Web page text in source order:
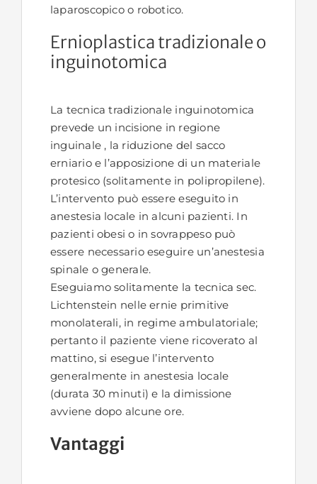
laparoscopico o robotico.
Ernioplastica tradizionale o
inguinotomica
La tecnica tradizionale inguinotomica
prevede un incisione in regione
inguinale , la riduzione del sacco
erniario e l’apposizione di un materiale
protesico (solitamente in polipropilene).
L’intervento può essere eseguito in
anestesia locale in alcuni pazienti. In
pazienti obesi o in sovrappeso può
essere necessario eseguire un’anestesia
spinale o generale.
Eseguiamo solitamente la tecnica sec.
Lichtenstein nelle ernie primitive
monolaterali, in regime ambulatoriale;
pertanto il paziente viene ricoverato al
mattino, si esegue l’intervento
generalmente in anestesia locale
(durata 30 minuti) e la dimissione
avviene dopo alcune ore.
Vantaggi